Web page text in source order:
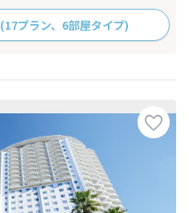
(17プラン、6部屋タイプ)